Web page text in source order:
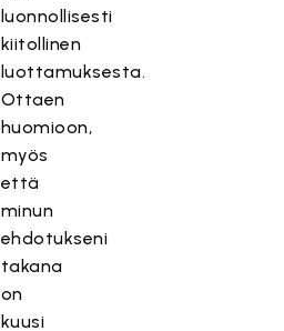
luonnollisesti
kiitollinen
luottamuksesta.
Ottaen
huomioon,
myös
että
minun
ehdotukseni
takana
on
kuusi